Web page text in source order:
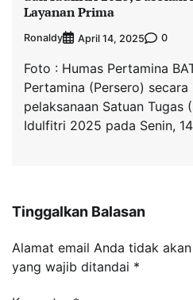
Layanan Prima
Ronaldy April 14, 2025 0
Foto : Humas Pertamina
Pertamina (Persero)
pelaksanaan Satuan Tugas
Idulfitri 2025 pada Senin,
Tinggalkan Balasan
Alamat email Anda tidak
yang wajib ditandai *